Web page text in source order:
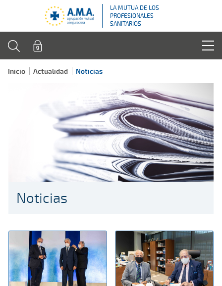
LA MUTUA DE LOS
PROFESIONALES
SANITARIOS
Inicio Actualidad Noticias
Noticias